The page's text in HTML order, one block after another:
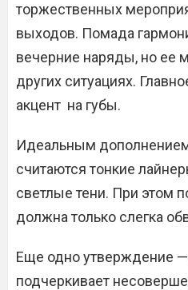
торжественных
выходов. Помада
вечерние наряды, но ее
других ситуациях.
акцент на губы.
Идеальным
считаются тонкие
светлые тени. При этом
должна только слегка
Еще одно утверждение
подчеркивает